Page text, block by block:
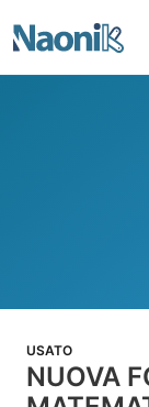
USATO
NUOVA